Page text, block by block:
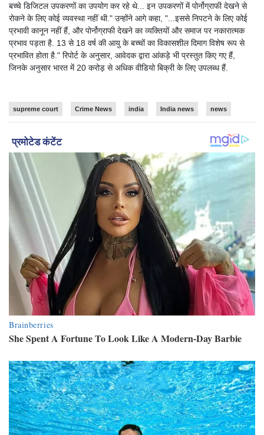
बच्चे डिजिटल उपकरणों का उपयोग कर रहे थे... इन उपकरणों में पोर्नोग्राफी देखने से
रोकने के लिए कोई व्यवस्था नहीं थी." उन्होंने आगे कहा, "...इससे निपटने के लिए कोई
प्रभावी कानून नहीं हैं, और पोर्नोग्राफी देखने का व्यक्तियों और समाज पर नकारात्मक
प्रभाव पड़ता है. 13 से 18 वर्ष की आयु के बच्चों का विकासशील दिमाग विशेष रूप से
प्रभावित होता है." रिपोर्ट के अनुसार, आवेदक द्वारा आंकड़े भी प्रस्तुत किए गए हैं,
जिनके अनुसार भारत में 20 करोड़ से अधिक वीडियो बिक्री के लिए उपलब्ध हैं.
supreme court Crime News india India news news